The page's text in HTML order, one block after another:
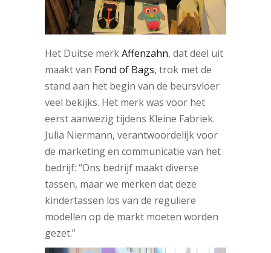
Het Duitse merkAffenzahn, dat deel uit
maakt van Fond of Bags, trok met de
stand aan het begin van de beursvloer
veel bekijks. Het merk was voor het
eerst aanwezig tijdens Kleine Fabriek.
Julia Niermann, verantwoordelijk voor
de marketing en communicatie van het
bedrijf: “Ons bedrijf maakt diverse
tassen, maar we merken dat deze
kindertassen los van de reguliere
modellen op de markt moeten worden
gezet.”